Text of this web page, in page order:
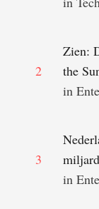
2
Zien:
the
in
3
in